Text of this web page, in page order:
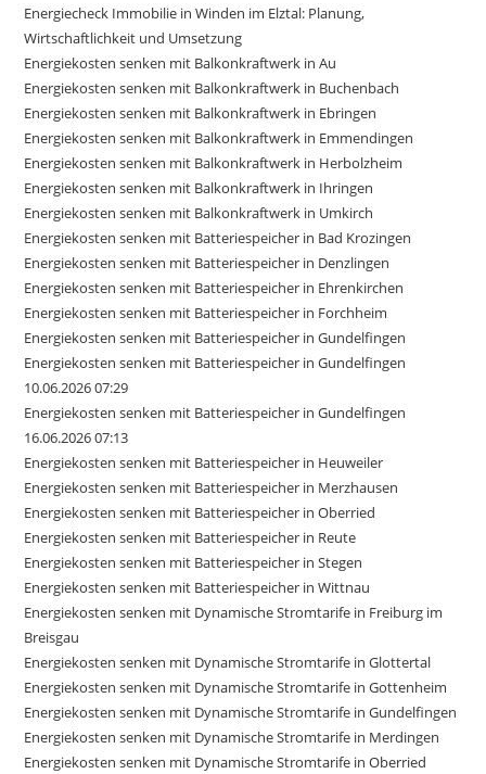
Energiecheck Immobilie in Winden im Elztal: Planung,
Wirtschaftlichkeit und Umsetzung
Energiekosten senken mit Balkonkraftwerk in Au
Energiekosten senken mit Balkonkraftwerk in Buchenbach
Energiekosten senken mit Balkonkraftwerk in Ebringen
Energiekosten senken mit Balkonkraftwerk in Emmendingen
Energiekosten senken mit Balkonkraftwerk in Herbolzheim
Energiekosten senken mit Balkonkraftwerk in Ihringen
Energiekosten senken mit Balkonkraftwerk in Umkirch
Energiekosten senken mit Batteriespeicher in Bad Krozingen
Energiekosten senken mit Batteriespeicher in Denzlingen
Energiekosten senken mit Batteriespeicher in Ehrenkirchen
Energiekosten senken mit Batteriespeicher in Forchheim
Energiekosten senken mit Batteriespeicher in Gundelfingen
Energiekosten senken mit Batteriespeicher in Gundelfingen
10.06.2026 07:29
Energiekosten senken mit Batteriespeicher in Gundelfingen
16.06.2026 07:13
Energiekosten senken mit Batteriespeicher in Heuweiler
Energiekosten senken mit Batteriespeicher in Merzhausen
Energiekosten senken mit Batteriespeicher in Oberried
Energiekosten senken mit Batteriespeicher in Reute
Energiekosten senken mit Batteriespeicher in Stegen
Energiekosten senken mit Batteriespeicher in Wittnau
Energiekosten senken mit Dynamische Stromtarife in Freiburg im
Breisgau
Energiekosten senken mit Dynamische Stromtarife in Glottertal
Energiekosten senken mit Dynamische Stromtarife in Gottenheim
Energiekosten senken mit Dynamische Stromtarife in Gundelfingen
Energiekosten senken mit Dynamische Stromtarife in Merdingen
Energiekosten senken mit Dynamische Stromtarife in Oberried